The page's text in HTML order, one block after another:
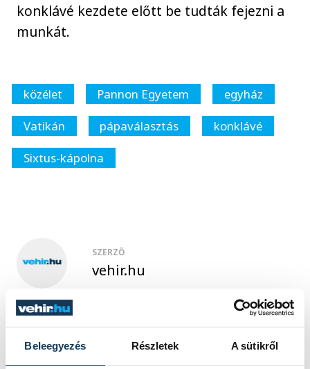
Beleegyezés Részletek A sütikről
konklávé kezdete előtt be tudták fejezni a
munkát.
közélet Pannon Egyetem
egyház
Vatikán
pápaválasztás
konklávé
Sixtus-kápolna
SZERZŐ
vehir.hu